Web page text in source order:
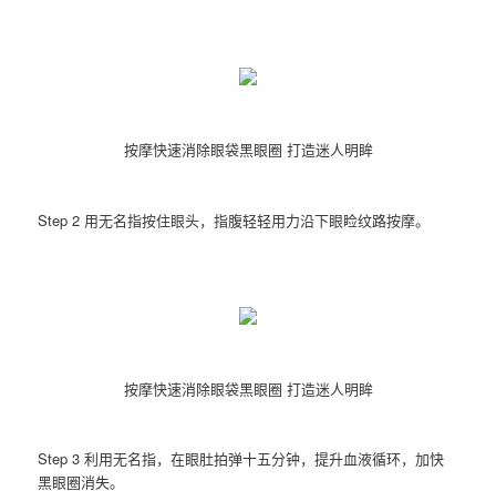
按摩快速消除眼袋黑眼圈 打造迷人明眸
Step 2 用无名指按住眼头，指腹轻轻用力沿下眼睑纹路按摩。
按摩快速消除眼袋黑眼圈 打造迷人明眸
Step 3 利用无名指，在眼肚拍弹十五分钟，提升血液循环，加快
黑眼圈消失。